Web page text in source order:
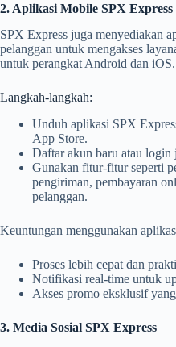
2. Aplikasi Mobile SPX Express
SPX Express juga menyediakan
pelanggan untuk mengakses
untuk perangkat Android dan iOS.
Langkah-langkah:
Unduh aplikasi SPX
App Store.
Daftar akun baru atau
Gunakan fitur-fitur seperti
pengiriman, pembayaran
pelanggan.
Keuntungan menggunakan
Proses lebih cepat dan
Notifikasi real-time untuk
Akses promo eksklusif
3. Media Sosial SPX Express